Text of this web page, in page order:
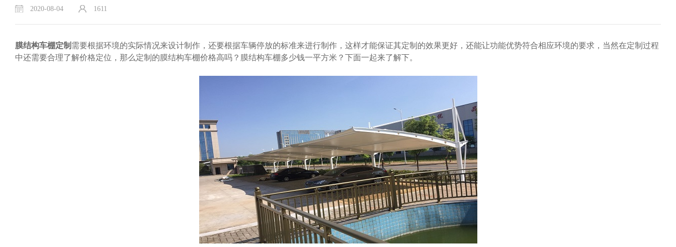
2020-08-04 1611
膜结构车棚定制 需要根据环境的实际情况来设计制作，还要根据车辆停放的标准来进行制作，这样才能保证其定制的效果更好，还能让功能优势符合相应环境的要求，当然在定制过程
中还需要合理了解价格定位，那么定制的膜结构车棚价格高吗？膜结构车棚多少钱一平方米？下面一起来了解下。